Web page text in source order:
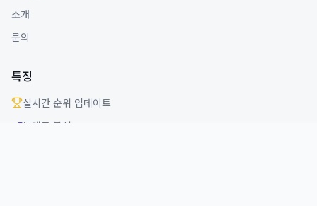
소개
문의
특징
실시간 순위 업데이트
트렌드 분석